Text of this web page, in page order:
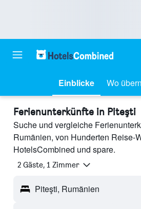
Einblicke Wo
Ferienunterkünfte in Piteşti
Suche und vergleiche
Rumänien, von Hunderten Reise-
HotelsCombined und spare.
2 Gäste, 1 Zimmer
Piteşti, Rumänien